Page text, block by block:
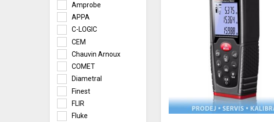
Amprobe
APPA
C-LOGIC
CEM
Chauvin Arnoux
COMET
Diametral
Finest
FLIR
Fluke